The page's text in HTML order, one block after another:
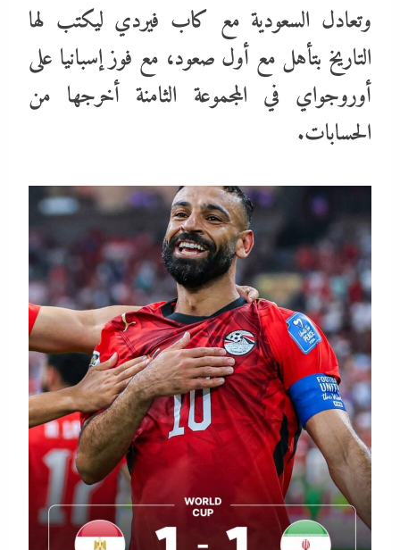
وتعادل السعودية مع كاب فيردي ليكتب لها
التاريخ بتأهل مع أول صعود، مع فوز إسبانيا على
أوروجواي في المجموعة الثامنة أخرجها من
الحسابات.